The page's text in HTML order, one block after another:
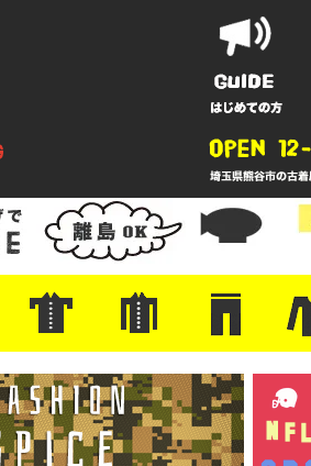
ツ
ポーツ
ト
/無地
/リンガー
/NBA
・ポロシャツ
・半袖シャツ
・アロハ/サーフ/ボーリング
・ラルフ/ブランド
・無地/チェック/ストライプ
・ワーク/ミリタリー/ウエスタ
ン
・ネル/ウール ・ショートパンツ
・アウトドア/グラミチ
・ジーンズ/ペインター
・Levi's RED
・ミリタリー/ワーク
・コーデュロイ/スタプレ
・コットン/スラックス/
・オーバーオール/つなぎ
・ジャージ/スウェット/
ン
・セ
・ロ